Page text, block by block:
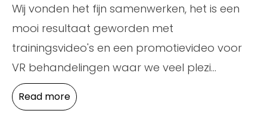
Wij vonden het fijn samenwerken, het is een
mooi resultaat geworden met
trainingsvideo's en een promotievideo voor
VR behandelingen waar we veel plezi...
Read more